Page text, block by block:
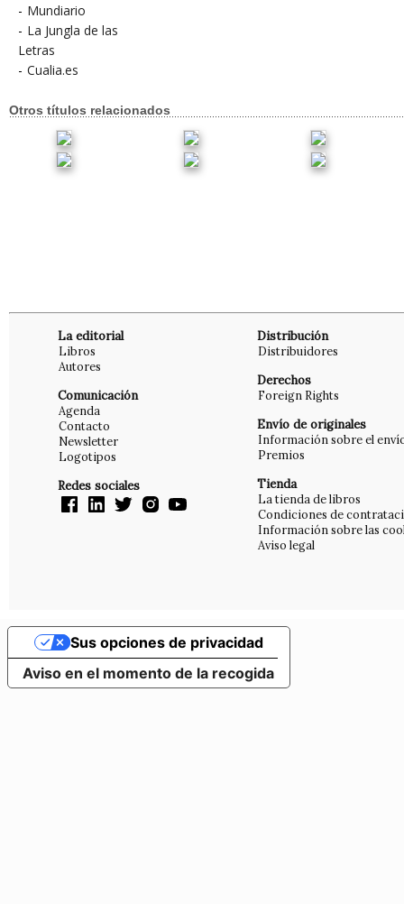
- Mundiario
- La Jungla de las
Letras
- Cualia.es
Otros títulos relacionados
La editorial
Libros
Autores
Comunicación
Agenda
Contacto
Newsletter
Logotipos
Redes sociales
Distribución
Distribuidores
Derechos
Foreign Rights
Envío de originales
Información sobre el
Premios
Tienda
La tienda de libros
Condiciones de
Información sobre las
Aviso legal
Aviso en el momento de la recogida
Sus opciones de privacidad